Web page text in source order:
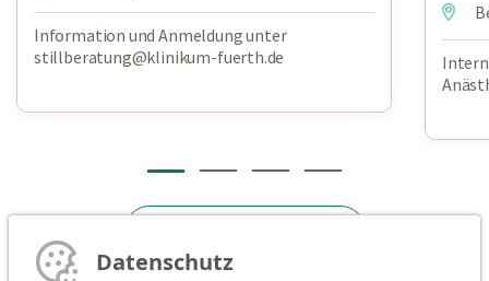
Information und Anmeldung unter
stillberatung@klinikum-fuerth.de
Datenschutz